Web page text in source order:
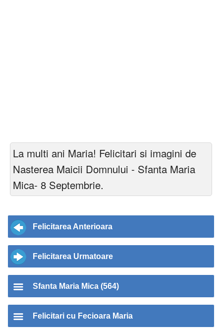
La multi ani Maria! Felicitari si imagini de
Nasterea Maicii Domnului - Sfanta Maria
Mica- 8 Septembrie.
Felicitarea Anterioara
Felicitarea Urmatoare
Sfanta Maria Mica (564)
Felicitari cu Fecioara Maria